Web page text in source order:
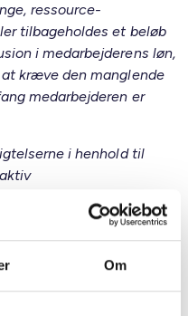
Om
ressource-
tilbageholdes et beløb
i medarbejderens løn,
kræve den manglende
medarbejderen er
i henhold til
og kan medføre